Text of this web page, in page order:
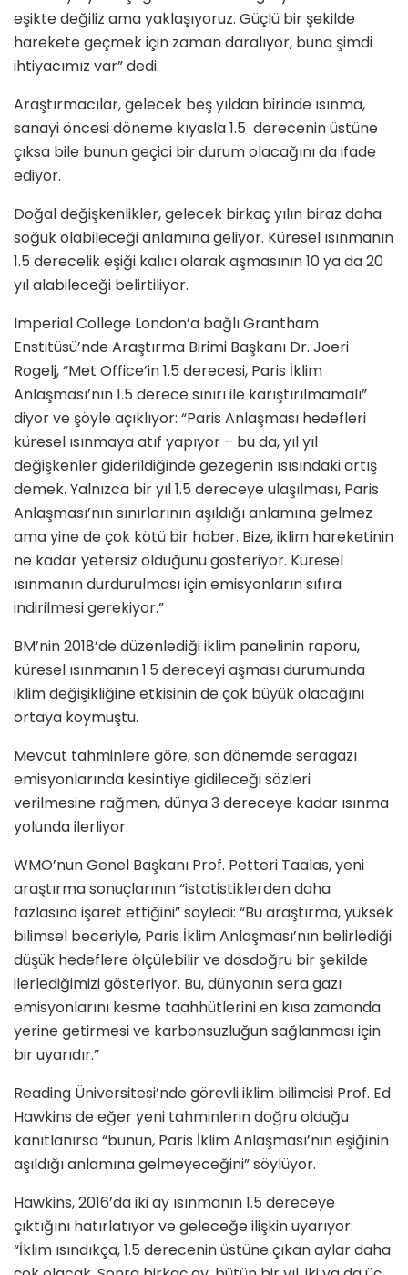
eşikte değiliz ama yaklaşıyoruz. Güçlü bir şekilde
harekete geçmek için zaman daralıyor, buna şimdi
ihtiyacımız var” dedi.
Araştırmacılar, gelecek beş yıldan birinde ısınma,
sanayi öncesi döneme kıyasla 1.5 derecenin üstüne
çıksa bile bunun geçici bir durum olacağını da ifade
ediyor.
Doğal değişkenlikler, gelecek birkaç yılın biraz daha
soğuk olabileceği anlamına geliyor. Küresel ısınmanın
1.5 derecelik eşiği kalıcı olarak aşmasının 10 ya da 20
yıl alabileceği belirtiliyor.
Imperial College London’a bağlı Grantham
Enstitüsü’nde Araştırma Birimi Başkanı Dr. Joeri
Rogelj, “Met Office’in 1.5 derecesi, Paris İklim
Anlaşması’nın 1.5 derece sınırı ile karıştırılmamalı”
diyor ve şöyle açıklıyor: “Paris Anlaşması hedefleri
küresel ısınmaya atıf yapıyor – bu da, yıl yıl
değişkenler giderildiğinde gezegenin ısısındaki artış
demek. Yalnızca bir yıl 1.5 dereceye ulaşılması, Paris
Anlaşması’nın sınırlarının aşıldığı anlamına gelmez
ama yine de çok kötü bir haber. Bize, iklim hareketinin
ne kadar yetersiz olduğunu gösteriyor. Küresel
ısınmanın durdurulması için emisyonların sıfıra
indirilmesi gerekiyor.”
BM’nin 2018’de düzenlediği iklim panelinin raporu,
küresel ısınmanın 1.5 dereceyi aşması durumunda
iklim değişikliğine etkisinin de çok büyük olacağını
ortaya koymuştu.
Mevcut tahminlere göre, son dönemde seragazı
emisyonlarında kesintiye gidileceği sözleri
verilmesine rağmen, dünya 3 dereceye kadar ısınma
yolunda ilerliyor.
WMO’nun Genel Başkanı Prof. Petteri Taalas, yeni
araştırma sonuçlarının “istatistiklerden daha
fazlasına işaret ettiğini” söyledi: “Bu araştırma, yüksek
bilimsel beceriyle, Paris İklim Anlaşması’nın belirlediği
düşük hedeflere ölçülebilir ve dosdoğru bir şekilde
ilerlediğimizi gösteriyor. Bu, dünyanın sera gazı
emisyonlarını kesme taahhütlerini en kısa zamanda
yerine getirmesi ve karbonsuzluğun sağlanması için
bir uyarıdır.”
Reading Üniversitesi’nde görevli iklim bilimcisi Prof. Ed
Hawkins de eğer yeni tahminlerin doğru olduğu
kanıtlanırsa “bunun, Paris İklim Anlaşması’nın eşiğinin
aşıldığı anlamına gelmeyeceğini” söylüyor.
Hawkins, 2016’da iki ay ısınmanın 1.5 dereceye
çıktığını hatırlatıyor ve geleceğe ilişkin uyarıyor:
“İklim ısındıkça, 1.5 derecenin üstüne çıkan aylar daha